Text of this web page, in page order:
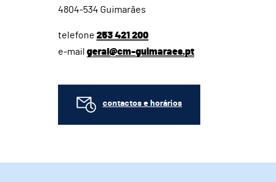
4804-534 Guimarães
telefone 253 421 200
e-mail geral@cm-guimaraes.pt
contactos e horários